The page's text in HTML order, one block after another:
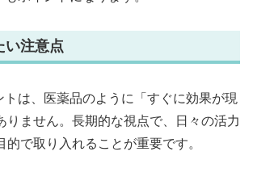
い注意点
は、医薬品のように「すぐに効果が現
りません。長期的な視点で、日々の活力
的で取り入れることが重要です。